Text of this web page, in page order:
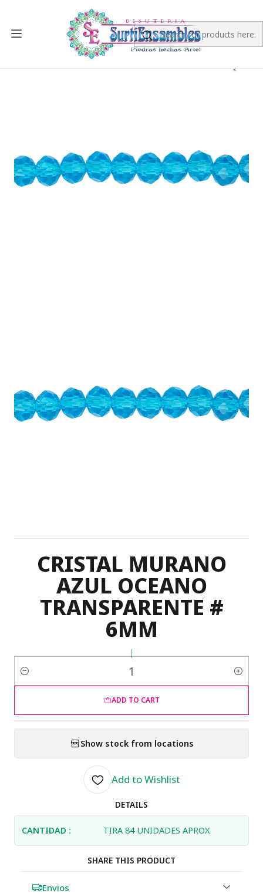
CRYSTAL ROUND MURANO
CRISTAL MURANO AZUL OCEANO TRANSPARENTE # 6MM
CRISTAL MURANO
AZUL OCEANO
TRANSPARENTE #
6MM
|
Quantity
ADD TO CART
Show stock from locations
Add to Wishlist
DETAILS
CANTIDAD : TIRA 84 UNIDADES APROX
SHARE THIS PRODUCT
Envios